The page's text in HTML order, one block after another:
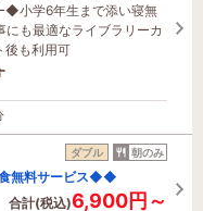
◆小学6年生まで添い寝無
も最適なライブラリーカ
後も利用可
ダブル 朝のみ
無料サービス◆◆
合計(税込)6,900円～